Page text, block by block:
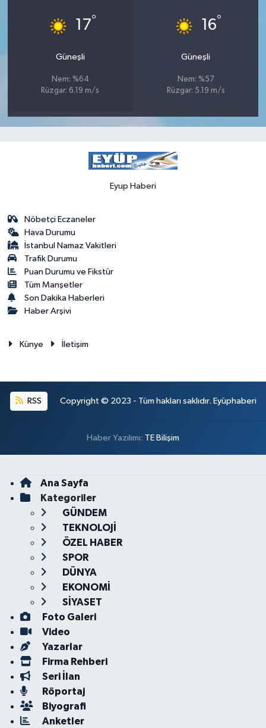
17°
Güneşli
Nem: %64
Rüzgar: 6.19 m/s
16°
Güneşli
Nem: %57
Rüzgar: 5.19 m/s
Eyup Haberi
Nöbetçi Eczaneler
Hava Durumu
İstanbul Namaz Vakitleri
Trafik Durumu
Puan Durumu ve Fikstür
Tüm Manşetler
Son Dakika Haberleri
Haber Arşivi
Künye İletişim
RSS Copyright © 2023 - Tüm hakları saklıdır. Eyüphaberi
Haber Yazılımı: TE Bilişim
Ana Sayfa
Kategoriler
GÜNDEM
TEKNOLOJİ
ÖZEL HABER
SPOR
DÜNYA
EKONOMİ
SİYASET
Foto Galeri
Video
Yazarlar
Firma Rehberi
Seri İlan
Röportaj
Biyografi
Anketler